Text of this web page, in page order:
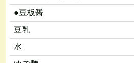
●豆板醤
豆乳
水